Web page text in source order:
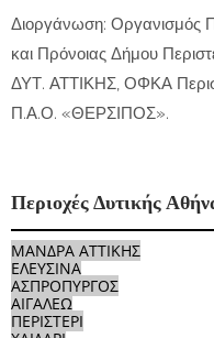
Διοργάνωση: Οργανισμός
και Πρόνοιας Δήμου
ΔΥΤ. ΑΤΤΙΚΗΣ, ΟΦΚΑ
Π.Α.Ο. «ΘΕΡΣΙΠΟΣ».
Περιοχές Δυτικής
ΜΑΝΔΡΑ ΑΤΤΙΚΗΣ
ΕΛΕΥΣΙΝΑ
ΑΣΠΡΟΠΥΡΓΟΣ
ΑΙΓΑΛΕΩ
ΠΕΡΙΣΤΕΡΙ